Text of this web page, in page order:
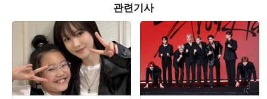
관련기사